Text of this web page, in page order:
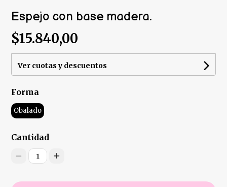
Espejo con base madera.
$15.840,00
Ver cuotas y descuentos
Forma
Obalado
Cantidad
1